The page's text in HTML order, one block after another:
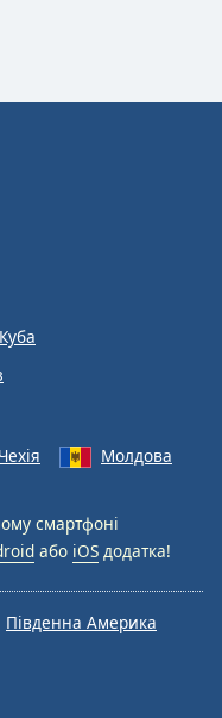
Куба
Чехія Молдова
смартфоні
або iOS додатка!
Південна Америка